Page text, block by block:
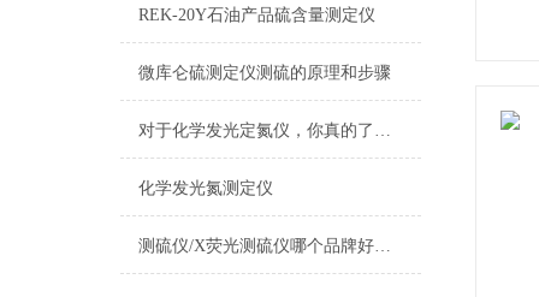
REK-20Y石油产品硫含量测定仪
微库仑硫测定仪测硫的原理和步骤
对于化学发光定氮仪，你真的了解吗？
化学发光氮测定仪
测硫仪/X荧光测硫仪哪个品牌好售后服务好？国内实力厂家推荐泰州睿科分析仪器